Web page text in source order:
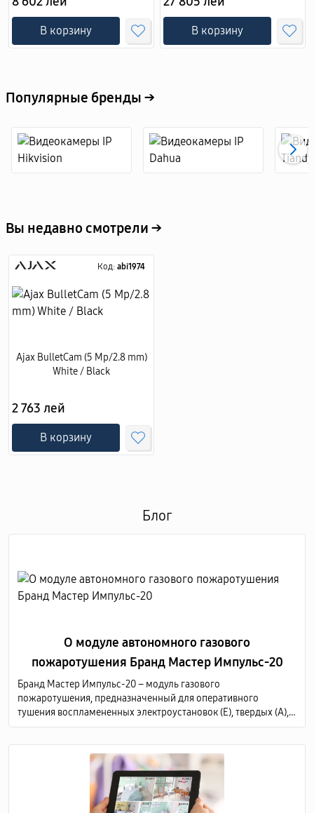
В корзину
батареи Hikvision DS-
2XS6A87G1-LS/C36S80
В корзину
Популярные бренды →
Вы недавно смотрели →
Код: abi1974
Ajax BulletCam (5 Mp/2.8 mm)
White / Black
2 763 лей
В корзину
Блог
О модуле автономного газового
пожаротушения Бранд Мастер Импульс-20
Бранд Мастер Импульс-20 – модуль газового
пожаротушения, предназначенный для оперативного
тушения воспламененных электроустановок (Е), твердых (А),
жидких (В) и газообразных (С) горючих веществ по всему